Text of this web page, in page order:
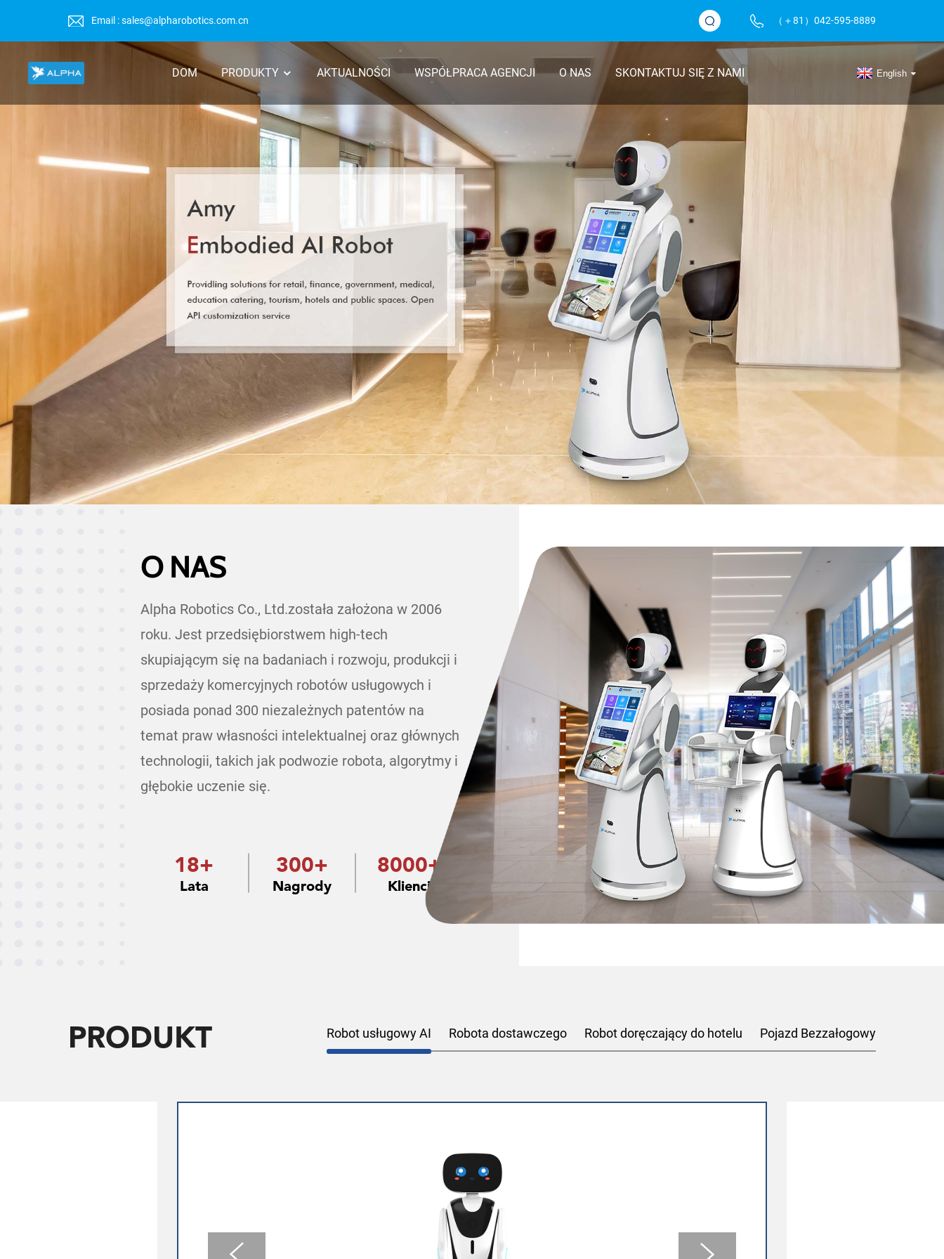
Email : sales@alpharobotics.com.cn （＋81）042-595-8889
DOM PRODUKTY AKTUALNOŚCI WSPÓŁPRACA AGENCJI O NAS SKONTAKTUJ SIĘ Z NAMI English
O NAS
Alpha Robotics Co., Ltd.została założona w 2006
roku. Jest przedsiębiorstwem high-tech
skupiającym się na badaniach i rozwoju, produkcji i
sprzedaży komercyjnych robotów usługowych i
posiada ponad 300 niezależnych patentów na
temat praw własności intelektualnej oraz głównych
technologii, takich jak podwozie robota, algorytmy i
głębokie uczenie się.
18+
Lata
300+
Nagrody
8000+
Klienci
PRODUKT Robot usługowy AI Robota dostawczego Robot doręczający do hotelu Pojazd Bezzałogowy